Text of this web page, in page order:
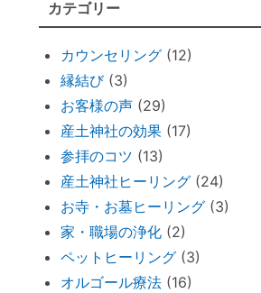
台風を正しく怖がろう ～
せ」
何をしたら神社で歓迎され
魂の成熟度について ～ 親
外、幼き魂？
ブッダと始める『 家族の苦
法 』
悪いカルマを相殺できるコ
仏壇内の断捨離
ペットヒーリング（ペット
カテゴリー
カウンセリング(12)
縁結び(3)
お客様の声(29)
産土神社の効果(17)
参拝のコツ (13)
産土神社ヒーリング(24)
お寺・お墓ヒーリング(3)
家・職場の浄化(2)
ペットヒーリング(3)
オルゴール療法(16)